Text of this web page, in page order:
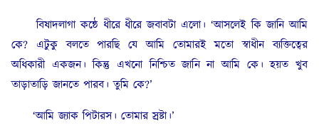
বিষাদলাগা কন্ঠে ধীরে ধীরে জবাবটা এলো। ‘আসলেই কি জানি আমি
কে? এটুকু বলতে পারছি যে আমি তোমারই মতো স্বাধীন ব্যক্তিত্বের
অধিকারী একজন। কিন্তু এখনো নিশ্চিত জানি না আমি কে। হয়ত খুব
তাড়াতাড়ি জানতে পারব। তুমি কে?’
‘আমি জ্যাক পিটারস। তোমার স্রষ্টা।’